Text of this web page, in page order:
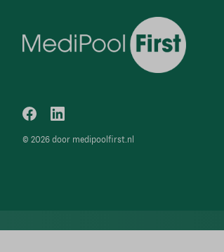
© 2026 door medipoolfirst.nl